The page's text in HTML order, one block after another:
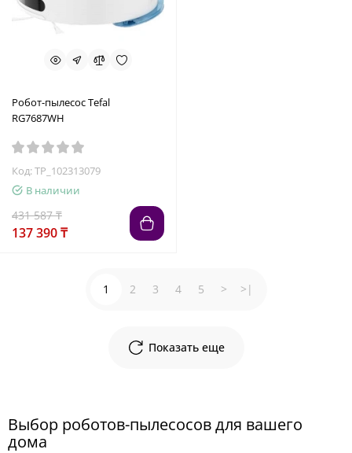
Робот-пылесос Tefal
RG7687WH
Код: TP_102313079
В наличии
431 587 ₸
137 390 ₸
Показать еще
1 2 3 4 5 > >|
Выбор роботов-пылесосов для вашего
дома